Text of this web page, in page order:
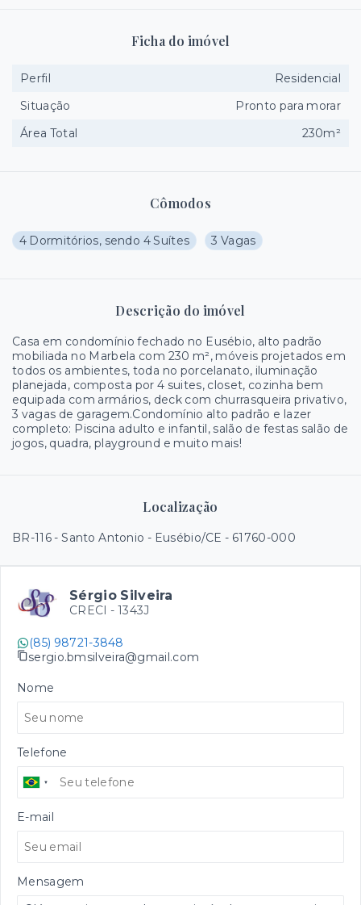
Cômodos
4 Dormitórios, sendo 4 Suítes 3 Vagas
Descrição do imóvel
Casa em condomínio fechado no Eusébio, alto padrão
mobiliada no Marbela com 230 m², móveis projetados em
todos os ambientes, toda no porcelanato, iluminação
planejada, composta por 4 suites, closet, cozinha bem
equipada com armários, deck com churrasqueira privativo,
3 vagas de garagem.Condomínio alto padrão e lazer
completo: Piscina adulto e infantil, salão de festas salão de
jogos, quadra, playground e muito mais!
Localização
BR-116 - Santo Antonio - Eusébio/CE - 61760-000
Ficha do imóvel
Perfil
Residencial
Situação
Pronto para morar
Área Total
230m²
Sérgio Silveira
CRECI - 1343J
(85) 98721-3848
sergio.bmsilveira@gmail.com
Nome
Telefone
E-mail
Mensagem